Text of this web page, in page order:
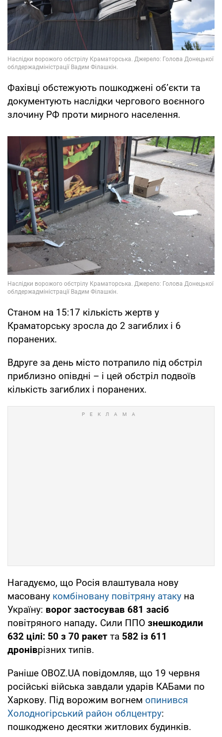
Фахівці обстежують пошкоджені об’єкти та
документують наслідки чергового воєнного
злочину РФ проти мирного населення.
Станом на 15:17 кількість жертв у
Краматорську зросла до 2 загиблих і 6
поранених.
Вдруге за день місто потрапило під обстріл
приблизно опівдні – і цей обстріл подвоїв
кількість загиблих і поранених.
Нагадуємо, що Росія влаштувала нову
масовану комбіновану повітряну атаку на
Україну: ворог застосував 681 засіб
повітряного нападу. Сили ППО знешкодили
632 цілі: 50 з 70 ракет та 582 із 611
дроніврізних типів.
Раніше OBOZ.UA повідомляв, що 19 червня
російські війська завдали ударів КАБами по
Харкову. Під ворожим вогнем опинився
Холодногірський район облцентру:
пошкоджено десятки житлових будинків.